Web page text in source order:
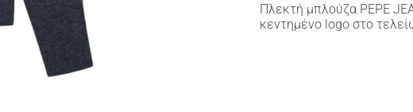
Πλεκτή μπλούζα PEPE
κεντημένο logo στο